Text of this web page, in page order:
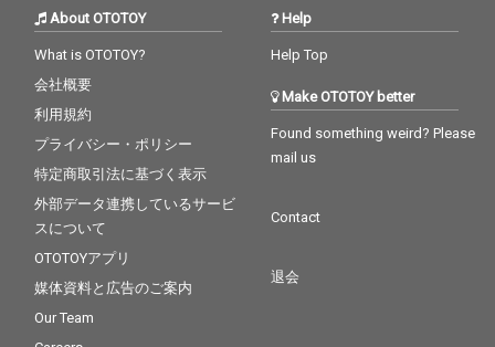
About OTOTOY
What is OTOTOY?
会社概要
利用規約
プライバシー・ポリシー
特定商取引法に基づく表示
外部データ連携しているサービ
スについて
OTOTOYアプリ
媒体資料と広告のご案内
Our Team
Help
Help Top
Make OTOTOY better
Found something weird? Please
mail us
Contact
退会